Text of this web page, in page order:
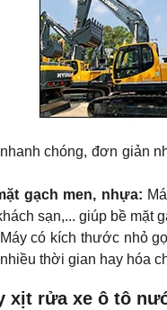
chóng, đơn giản
gạch men, nhựa:
sạn,... giúp bề mặt
Máy có kích thước nhỏ
thời gian hay hóa
rửa xe ô tô